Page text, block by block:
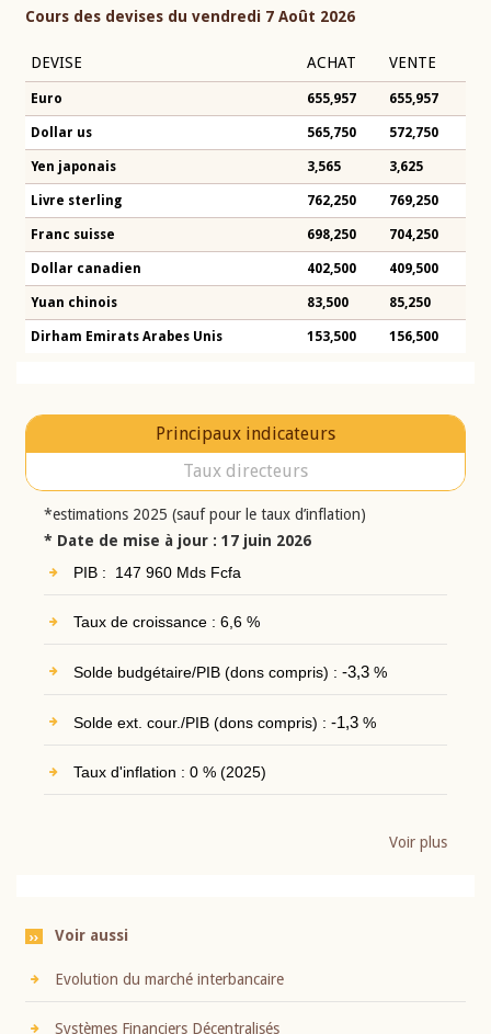
Cours des devises du vendredi 7 Août 2026
DEVISE ACHAT VENTE
Euro 655,957 655,957
Dollar us 565,750 572,750
Yen japonais 3,565 3,625
Livre sterling 762,250 769,250
Franc suisse 698,250 704,250
Dollar canadien 402,500 409,500
Yuan chinois 83,500 85,250
Dirham Emirats Arabes Unis 153,500 156,500
Principaux indicateurs
Taux directeurs
*estimations 2025 (sauf pour le taux d’inflation)
* Date de mise à jour : 17 juin 2026
PIB : 147 960 Mds Fcfa
Taux de croissance : 6,6 %
Solde budgétaire/PIB (dons compris) : -3,3%
Solde ext. cour./PIB (dons compris) : -1,3%
Taux d'inflation : 0 % (2025)
Voir plus
Voir aussi
Evolution du marché interbancaire
Systèmes Financiers Décentralisés